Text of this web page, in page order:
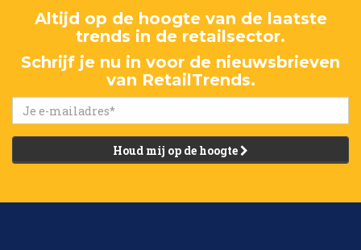
Altijd op de hoogte van de laatste
trends in de retailsector.
Schrijf je nu in voor de nieuwsbrieven
van RetailTrends.
Houd mij op de hoogte